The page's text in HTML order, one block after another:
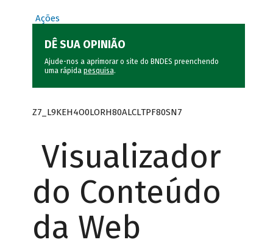
Ações
DÊ SUA OPINIÃO
Ajude-nos a aprimorar o site do BNDES preenchendo
uma rápida pesquisa.
Z7_L9KEH4O0LORH80ALCLTPF80SN7
Visualizador
do Conteúdo
da Web